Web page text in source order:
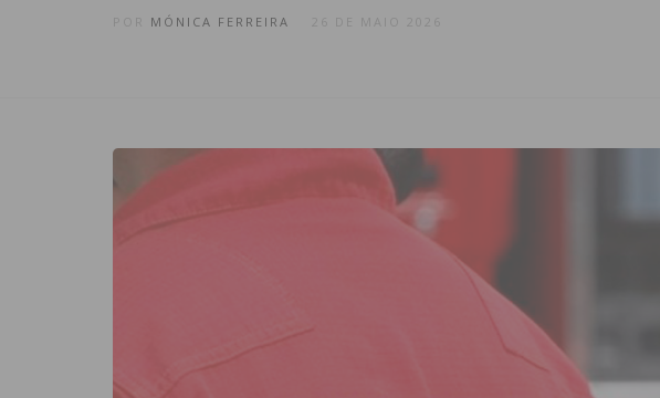
MÓNICA FERREIRA 26 DE MAIO 2026